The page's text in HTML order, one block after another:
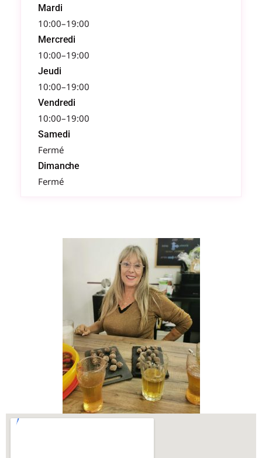
Mardi
10:00–19:00
Mercredi
10:00–19:00
Jeudi
10:00–19:00
Vendredi
10:00–19:00
Samedi
Fermé
Dimanche
Fermé